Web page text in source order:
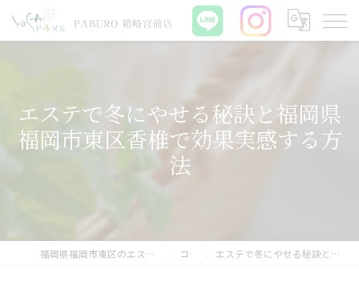
エステで冬にやせる秘訣と福岡県
福岡市東区香椎で効果実感する方
法
福岡県福岡市東区のエステならYOSAPARK PABURO 箱崎宮前店 コラム エステで冬にやせる秘訣と福岡県福岡市東区香椎で効果実感する方法